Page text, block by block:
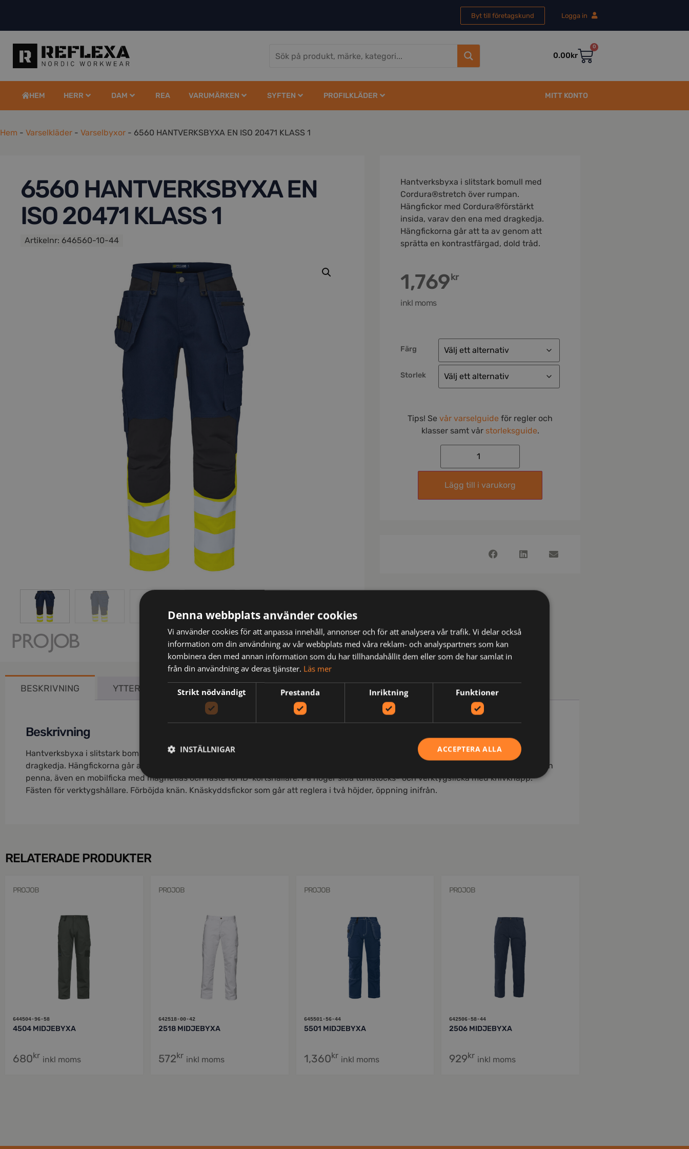
Byt till företagskund Logga in
0.00kr
0
HEM HERR DAM REA VARUMÄRKEN SYFTEN PROFILKLÄDER MITT KONTO
Hem - Varselkläder - Varselbyxor - 6560 HANTVERKSBYXA EN ISO 20471 KLASS 1
6560 HANTVERKSBYXA EN
ISO 20471 KLASS 1
Artikelnr: 646560-10-44
Hantverksbyxa i slitstark bomull med
Cordura®stretch över rumpan.
Hängfickor med Cordura®förstärkt
insida, varav den ena med dragkedja.
Hängfickorna går att ta av genom att
sprätta en kontrastfärgad, dold tråd.
1,769kr
inkl moms
Färg
Storlek
Tips! Sevår varselguide för regler och
klasser samt vår storleksguide.
Lägg till i varukorg
BESKRIVNING YTTERLIGARE INFORMATION
Beskrivning
Hantverksbyxa i slitstark bomull med Cordura®stretch över rumpan. Hängfickor med Cordura®förstärkt insida, varav den ena med
dragkedja. Hängfickorna går att ta av genom att sprätta en kontrastfärgad, dold tråd. Benfickor, på vänster sida med plats för verktyg och
penna, även en mobilficka med magnetlås och fäste för ID-kortshållare. På höger sida tumstocks- och verktygsficka med knivknapp.
Fästen för verktygshållare. Förböjda knän. Knäskyddsfickor som går att reglera i två höjder, öppning inifrån.
RELATERADE PRODUKTER
PROJOB
644504-96-58
4504 MIDJEBYXA
680kr inkl moms
PROJOB
642518-00-42
2518 MIDJEBYXA
572kr inkl moms
PROJOB
645501-56-44
5501 MIDJEBYXA
1,360kr inkl moms
PROJOB
642506-58-44
2506 MIDJEBYXA
929kr inkl moms
Denna webbplats använder cookies
Vi använder cookies för att anpassa innehåll, annonser och för att analysera vår trafik. Vi delar också
information om din användning av vår webbplats med våra reklam- och analyspartners som kan
kombinera den med annan information som du har tillhandahållit dem eller som de har samlat in
från din användning av deras tjänster. Läs mer
Strikt nödvändigt Prestanda Inriktning Funktioner
ACCEPTERA ALLA
INSTÄLLNIGAR